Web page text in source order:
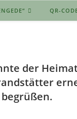
QR-
der